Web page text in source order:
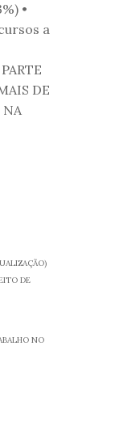
•
a
DE
NA
DE
NO